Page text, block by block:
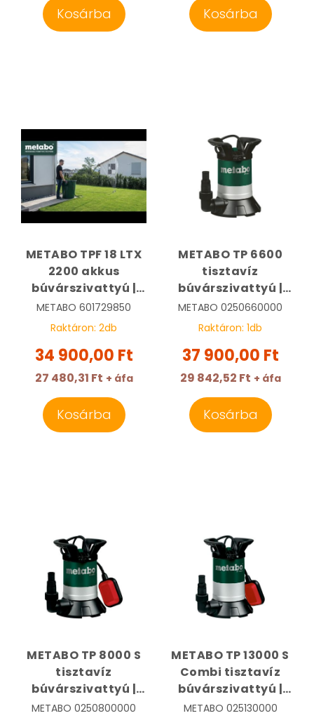
Kosárba Kosárba
METABO TPF 18 LTX
2200 akkus
búvárszivattyú |
METABO 601729850
METABO 601729850
Raktáron: 2db
34 900,00 Ft
27 480,31 Ft + áfa
Kosárba
METABO TP 6600
tisztavíz
búvárszivattyú |
METABO
0250660000
METABO 0250660000
Raktáron: 1db
37 900,00 Ft
29 842,52 Ft + áfa
Kosárba
METABO TP 8000 S
tisztavíz
búvárszivattyú |
METABO
METABO 0250800000
METABO TP 13000 S
Combi tisztavíz
búvárszivattyú |
METABO
METABO 025130000